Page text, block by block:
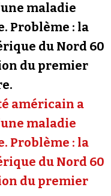
maladie
Problème : la
du Nord 60
du premier
américain a
maladie
Problème : la
du Nord 60
du premier